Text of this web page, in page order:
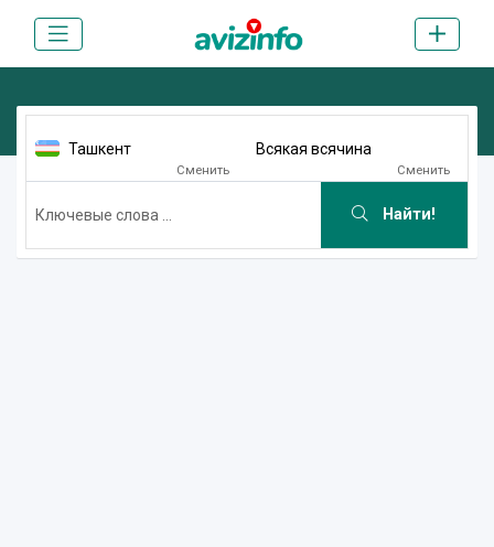
Ташкент
Сменить
Всякая всячина
Сменить
Найти!